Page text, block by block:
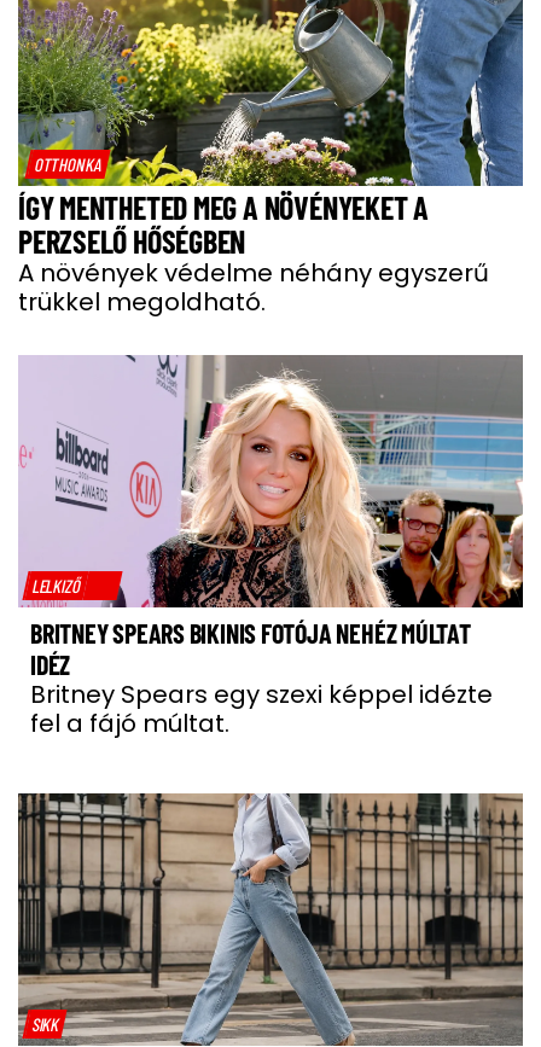
OTTHONKA
ÍGY MENTHETED MEG A NÖVÉNYEKET A
PERZSELŐ HŐSÉGBEN
A növények védelme néhány egyszerű
trükkel megoldható.
LELKIZŐ
BRITNEY SPEARS BIKINIS FOTÓJA NEHÉZ MÚLTAT
IDÉZ
Britney Spears egy szexi képpel idézte
fel a fájó múltat.
SIKK